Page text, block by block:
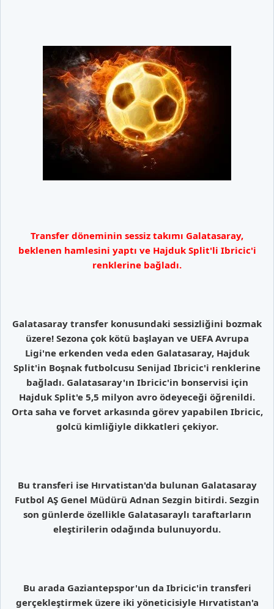
Transfer döneminin sessiz takımı Galatasaray,
beklenen hamlesini yaptı ve Hajduk Split'li Ibricic'i
renklerine bağladı.
Galatasaray transfer konusundaki sessizliğini bozmak
üzere! Sezona çok kötü başlayan ve UEFA Avrupa
Ligi'ne erkenden veda eden Galatasaray, Hajduk
Split'in Boşnak futbolcusu Senijad Ibricic'i renklerine
bağladı. Galatasaray'ın Ibricic'in bonservisi için
Hajduk Split'e 5,5 milyon avro ödeyeceği öğrenildi.
Orta saha ve forvet arkasında görev yapabilen Ibricic,
golcü kimliğiyle dikkatleri çekiyor.
Bu transferi ise Hırvatistan'da bulunan Galatasaray
Futbol AŞ Genel Müdürü Adnan Sezgin bitirdi. Sezgin
son günlerde özellikle Galatasaraylı taraftarların
eleştirilerin odağında bulunuyordu.
Bu arada Gaziantepspor'un da Ibricic'in transferi
gerçekleştirmek üzere iki yöneticisiyle Hırvatistan'a